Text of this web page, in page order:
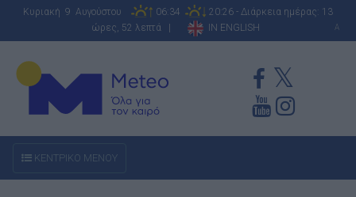
Κυριακή 9 Αυγούστου 06:34
20:26 - Διάρκεια ημέρας: 13
ώρες, 52 λεπτά |
IN ENGLISH A
ΚΕΝΤΡΙΚΟ ΜΕΝΟΥ